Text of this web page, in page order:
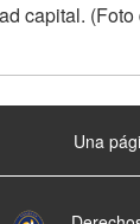
capital. (Foto
Una